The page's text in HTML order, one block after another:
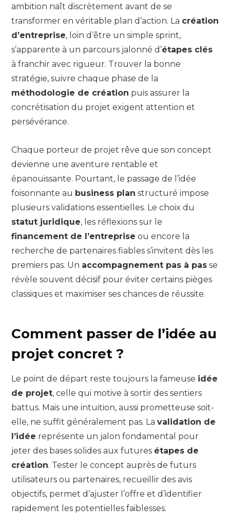
ambition naît discrètement avant de se
transformer en véritable plan d’action. La création
d’entreprise, loin d’être un simple sprint,
s’apparente à un parcours jalonné d’étapes clés
à franchir avec rigueur. Trouver la bonne
stratégie, suivre chaque phase de la
méthodologie de création puis assurer la
concrétisation du projet exigent attention et
persévérance.
Chaque porteur de projet rêve que son concept
devienne une aventure rentable et
épanouissante. Pourtant, le passage de l’idée
foisonnante au business plan structuré impose
plusieurs validations essentielles. Le choix du
statut juridique, les réflexions sur le
financement de l’entreprise ou encore la
recherche de partenaires fiables s’invitent dès les
premiers pas. Un accompagnement pas à pas se
révèle souvent décisif pour éviter certains pièges
classiques et maximiser ses chances de réussite.
Comment passer de l’idée au
projet concret ?
Le point de départ reste toujours la fameuse idée
de projet, celle qui motive à sortir des sentiers
battus. Mais une intuition, aussi prometteuse soit-
elle, ne suffit généralement pas. La validation de
l’idée représente un jalon fondamental pour
jeter des bases solides aux futures étapes de
création. Tester le concept auprès de futurs
utilisateurs ou partenaires, recueillir des avis
objectifs, permet d’ajuster l’offre et d’identifier
rapidement les potentielles faiblesses.